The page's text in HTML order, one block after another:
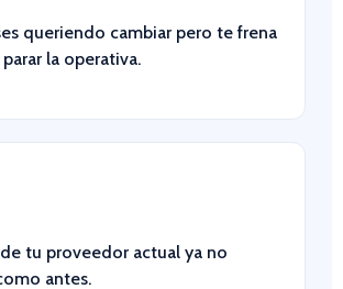
queriendo cambiar pero te frena
la operativa.
tu proveedor actual ya no
antes.